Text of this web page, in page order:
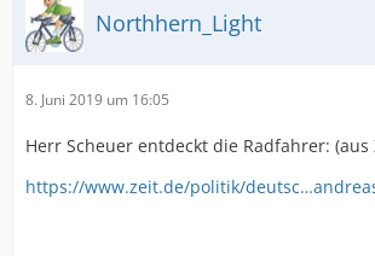
Northhern_Light
8. Juni 2019 um 16:05
Herr Scheuer entdeckt die Radfahrer:
https://www.zeit.de/politik/